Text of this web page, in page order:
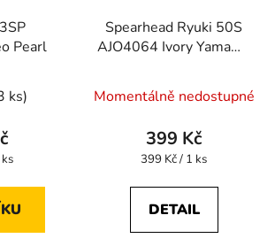
Pearl
ks)
Spearhead Ryuki 50S
AJO4064 Ivory Yamame
Momentálně nedostupné
399 Kč
Měrná
399 Kč / 1 ks
DETAIL